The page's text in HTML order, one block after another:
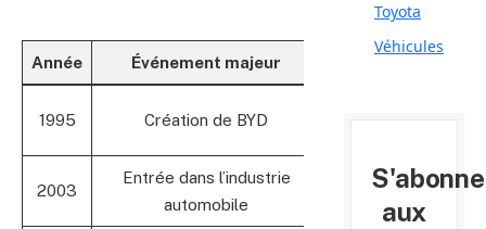
Année Événement majeur
1995 Création de BYD
2003
Entrée dans l’industrie
automobile
Développement
Toyota
Véhicules
aux